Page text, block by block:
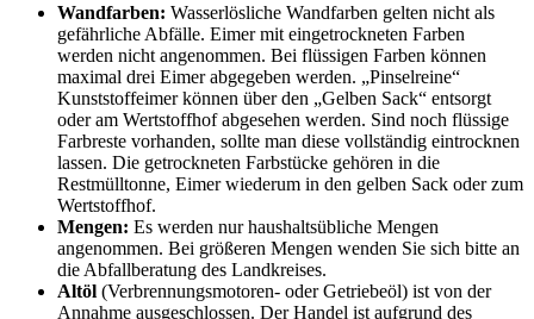
Wandfarben: Wasserlösliche Wandfarben gelten nicht als
gefährliche Abfälle. Eimer mit eingetrockneten Farben
werden nicht angenommen. Bei flüssigen Farben können
maximal drei Eimer abgegeben werden. „Pinselreine“
Kunststoffeimer können über den „Gelben Sack“ entsorgt
oder am Wertstoffhof abgesehen werden. Sind noch flüssige
Farbreste vorhanden, sollte man diese vollständig eintrocknen
lassen. Die getrockneten Farbstücke gehören in die
Restmülltonne, Eimer wiederum in den gelben Sack oder zum
Wertstoffhof.
Mengen: Es werden nur haushaltsübliche Mengen
angenommen. Bei größeren Mengen wenden Sie sich bitte an
die Abfallberatung des Landkreises.
Altöl (Verbrennungsmotoren- oder Getriebeöl) ist von der
Annahme ausgeschlossen. Der Handel ist aufgrund des